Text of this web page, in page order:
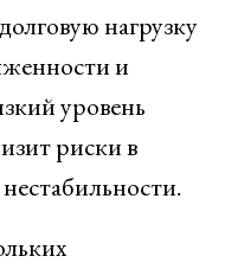
нагрузку
и
уровень
риски в